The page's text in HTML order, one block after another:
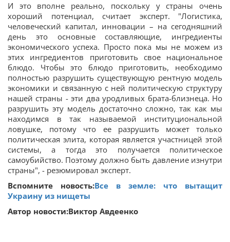
И это вполне реально, поскольку у страны очень
хороший потенциал, считает эксперт. "Логистика,
человеческий капитал, инновации – на сегодняшний
день это основные составляющие, ингредиенты
экономического успеха. Просто пока мы не можем из
этих ингредиентов приготовить свое национальное
блюдо. Чтобы это блюдо приготовить, необходимо
полностью разрушить существующую рентную модель
экономики и связанную с ней политическую структуру
нашей страны - эти два уродливых брата-близнеца. Но
разрушить эту модель достаточно сложно, так как мы
находимся в так называемой институциональной
ловушке, потому что ее разрушить может только
политическая элита, которая является участницей этой
системы, а тогда это получается политическое
самоубийство. Поэтому должно быть давление изнутри
страны", - резюмировал эксперт.
Вспомните новость:Все в земле: что вытащит
Украину из нищеты
Автор новости:Виктор Авдеенко